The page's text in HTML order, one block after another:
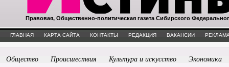
Правовая, Общественно-политическая газета Сибирского
ГЛАВНАЯ КАРТА САЙТА КОНТАКТЫ РЕДАКЦИЯ ВАКАНСИИ
Общество Происшествия Культура и искусство Экономика